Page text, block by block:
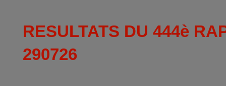
RESULTATS DU 444è
290726